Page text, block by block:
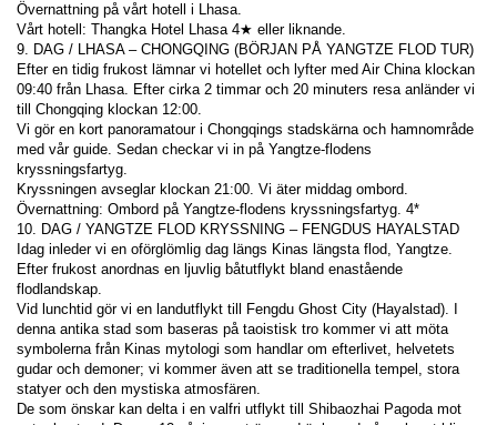
Övernattning på vårt hotell i Lhasa.
Vårt hotell: Thangka Hotel Lhasa 4★ eller liknande.
9. DAG / LHASA – CHONGQING (BÖRJAN PÅ YANGTZE FLOD TUR)
Efter en tidig frukost lämnar vi hotellet och lyfter med Air China klockan
09:40 från Lhasa. Efter cirka 2 timmar och 20 minuters resa anländer vi
till Chongqing klockan 12:00.
Vi gör en kort panoramatour i Chongqings stadskärna och hamnområde
med vår guide. Sedan checkar vi in på Yangtze-flodens
kryssningsfartyg.
Kryssningen avseglar klockan 21:00. Vi äter middag ombord.
Övernattning: Ombord på Yangtze-flodens kryssningsfartyg. 4*
10. DAG / YANGTZE FLOD KRYSSNING – FENGDUS HAYALSTAD
Idag inleder vi en oförglömlig dag längs Kinas längsta flod, Yangtze.
Efter frukost anordnas en ljuvlig båtutflykt bland enastående
flodlandskap.
Vid lunchtid gör vi en landutflykt till Fengdu Ghost City (Hayalstad). I
denna antika stad som baseras på taoistisk tro kommer vi att möta
symbolerna från Kinas mytologi som handlar om efterlivet, helvetets
gudar och demoner; vi kommer även att se traditionella tempel, stora
statyer och den mystiska atmosfären.
De som önskar kan delta i en valfri utflykt till Shibaozhai Pagoda mot